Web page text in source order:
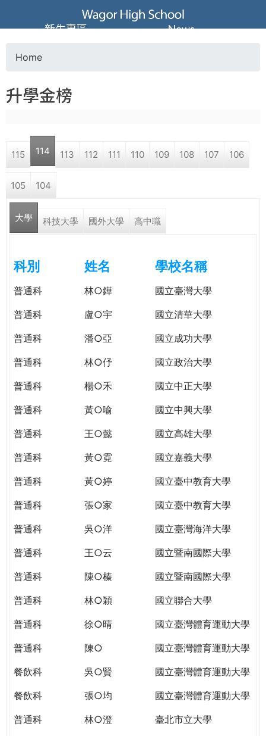
Jump to navigation
葳
格
高
學
格。
WAGOR
TODAY
THE
WORLD
PUTTING
YOU
THE
CITIZENSHIP
o
a
r
e
e
r
e
Home
升學金榜
115 114 113 112 111 110 109 108 107 106
105 104
大學 科技大學 國外大學 高中職
科別 姓名 學校名稱
普通科 林○鏵
國立臺灣大學
普通科
盧○宇
國立清華大學
普通科
潘○亞
國立成功大學
普通科
林○伃
國立政治大學
普通科
楊○禾
國立中正大學
普通科
黃○喻
國立中興大學
普通科
王○懿
國立高雄大學
普通科
黃○霓
國立嘉義大學
普通科
黃○婷
國立臺中教育大學
普通科
張○家
國立臺中教育大學
普通科
吳○洋
國立臺灣海洋大學
普通科
王○云
國立暨南國際大學
普通科
陳○榛
國立暨南國際大學
普通科
林○穎
國立聯合大學
普通科
徐○晴
國立臺灣體育運動大學
普通科
陳○
國立臺灣體育運動大學
餐飲科
吳○賢
國立臺灣體育運動大學
餐飲科
張○均
國立臺灣體育運動大學
普通科
林○澄
臺北市立大學
新生專區 News